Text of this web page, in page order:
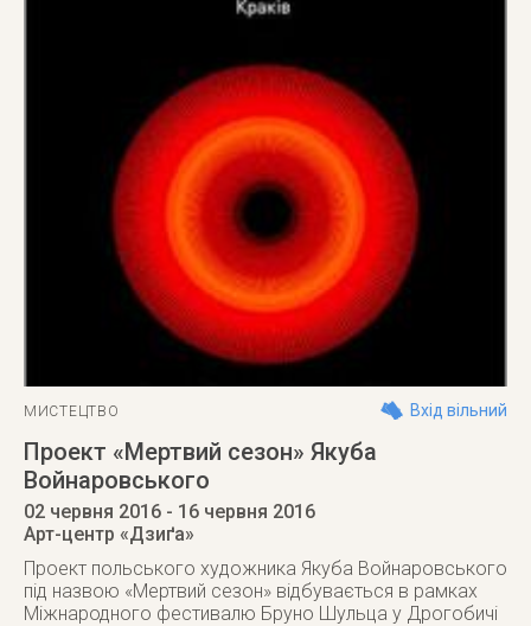
МИСТЕЦТВО Вхід вільний
Проект «Мертвий сезон» Якуба
Войнаровського
02 червня 2016 - 16 червня 2016
Арт-центр «Дзиґа»
Проект польського художника Якуба Войнаровського
під назвою «Мертвий сезон» відбувається в рамках
Міжнародного фестивалю Бруно Шульца у Дрогобичі